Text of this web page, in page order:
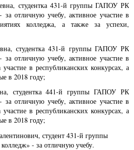
студентка 431-й группы ГАПОУ РК
за отличную учебу, активное участие в
колледжа, а также за успехи,
студентка 431-й группы ГАПОУ РК
за отличную учебу, активное участие в
в республиканских конкурсах, а
в 2018 году;
студентка 441-й группы ГАПОУ РК
за отличную учебу, активное участие в
в республиканских конкурсах, а
в 2018 году;
студент 431-й группы
- за отличную учебу.